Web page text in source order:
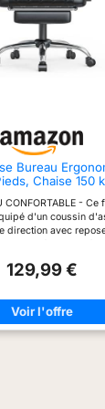
table de
poste
par
et
qui
90
ou
TERME :
un
vous
de vous
efficace
de siège
rempli
douce,
difficile
Bureau
Chaise 150
CONFORTABLE -
d'un coussin
direction avec
les contours de
est équipé d'un
du dossier et
qui vous permet
bureau de
et durable,
129,99 €